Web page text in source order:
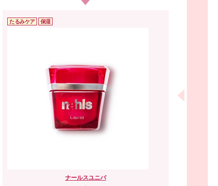
たるみケア 保湿
ナールスユニバ